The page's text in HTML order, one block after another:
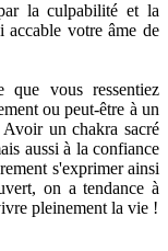
la culpabilité et la
accable votre âme de
que vous ressentiez
ou peut-être à un
Avoir un chakra sacré
aussi à la confiance
s'exprimer ainsi
on a tendance à
pleinement la vie !